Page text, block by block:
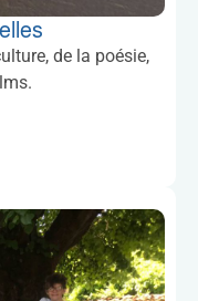
de la poésie,